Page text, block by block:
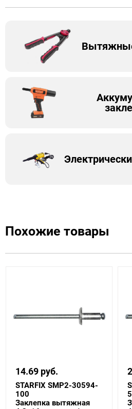
Похожие товары
14.69 руб.
STARFIX SMP2-30594-
100
Заклепка вытяжная